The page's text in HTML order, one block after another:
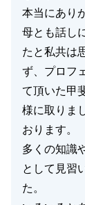
本当にあり
母とも話し
たと私共は
ず、プロフ
て頂いた甲
様に取りま
おります。
多くの知識
として見習
た。